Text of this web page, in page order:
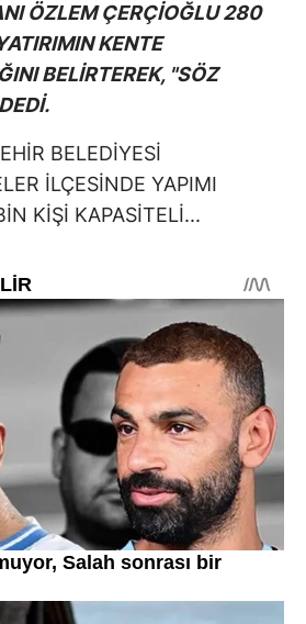
ÖZLEM ÇERÇİOĞLU 280
KENTE
BELİRTEREK, "SÖZ